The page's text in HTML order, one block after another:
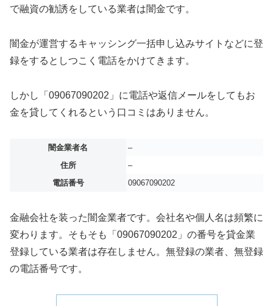
で融資の勧誘をしている業者は闇金です。
闇金が運営するキャッシング一括申し込みサイトなどに登
録をするとしつこく電話をかけてきます。
しかし「09067090202」に電話や返信メールをしてもお
金を貸してくれるという口コミはありません。
闇金業者名
–
住所
–
電話番号
09067090202
金融会社を装った闇金業者です。会社名や個人名は頻繁に
変わります。そもそも「09067090202」の番号を貸金業
登録している業者は存在しません。無登録の業者、無登録
の電話番号です。